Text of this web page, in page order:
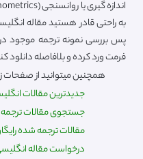
پس بررسی نمونه ترجمه موجود در
فرمت ورد کرده و بلافاصله دانلود
همچنین میتوانید از صفحات
جدیدترین مقالات
جستجوی مقالات
مقالات ترجمه شده
درخواست مقاله